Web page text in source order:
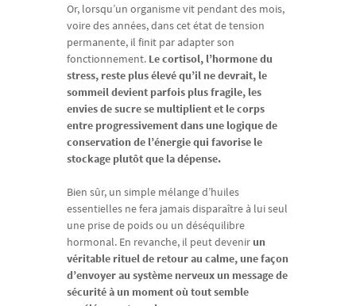
Or, lorsqu’un organisme vit pendant des mois,
voire des années, dans cet état de tension
permanente, il finit par adapter son
fonctionnement. Le cortisol, l’hormone du
stress, reste plus élevé qu’il ne devrait, le
sommeil devient parfois plus fragile, les
envies de sucre se multiplient et le corps
entre progressivement dans une logique de
conservation de l’énergie qui favorise le
stockage plutôt que la dépense.
Bien sûr, un simple mélange d’huiles
essentielles ne fera jamais disparaître à lui seul
une prise de poids ou un déséquilibre
hormonal. En revanche, il peut devenirun
véritable rituel de retour au calme, une façon
d’envoyer au système nerveux un message de
sécurité à un moment où tout semble